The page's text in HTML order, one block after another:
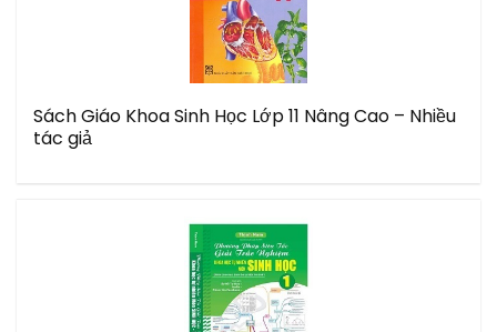
Sách Giáo Khoa Sinh Học Lớp 11 Nâng Cao – Nhiều
tác giả